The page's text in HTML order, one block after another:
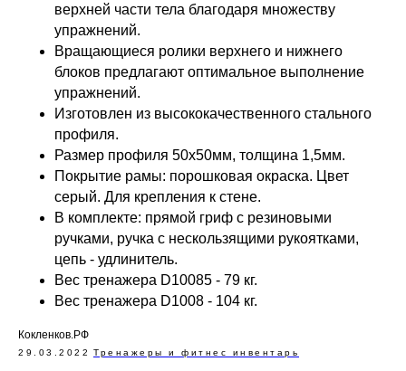
верхней части тела благодаря множеству
упражнений.
Вращающиеся ролики верхнего и нижнего
блоков предлагают оптимальное выполнение
упражнений.
Изготовлен из высококачественного стального
профиля.
Размер профиля 50х50мм, толщина 1,5мм.
Покрытие рамы: порошковая окраска. Цвет
серый. Для крепления к стене.
В комплекте: прямой гриф с резиновыми
ручками, ручка с нескользящими рукоятками,
цепь - удлинитель.
Вес тренажера D10085 - 79 кг.
Вес тренажера D1008 - 104 кг.
Кокленков.РФ
29.03.2022 Тренажеры и фитнес инвентарь